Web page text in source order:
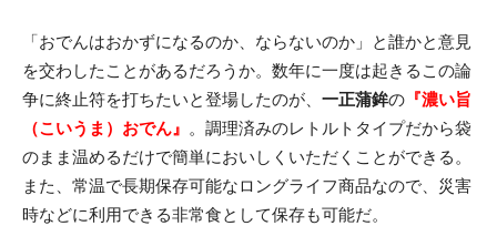
「おでんはおかずになるのか、ならないのか」と誰かと意見
を交わしたことがあるだろうか。数年に一度は起きるこの論
争に終止符を打ちたいと登場したのが、 一正蒲鉾の 『濃い旨
（こいうま）おでん』 。調理済みのレトルトタイプだから袋
のまま温めるだけで簡単においしくいただくことができる。
また、常温で長期保存可能なロングライフ商品なので、災害
時などに利用できる非常食として保存も可能だ。